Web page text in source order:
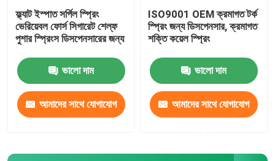
ফ্ল্যাট ইস্পাত সর্পিল স্প্রিং
ভেরিয়েবল ফোর্স সিগারেট শেল্ফ
পুশার স্প্রিংস ডিসপেনসারের জন্য
ভালো দাম
আমাদের সাথে যোগাযোগ
ISO9001 OEM ক্রমাগত টর্ক
স্প্রিং জন্য ডিসপেনসার, ক্রমাগত
শক্তি কয়েল স্প্রিং
ভালো দাম
আমাদের সাথে যোগাযোগ